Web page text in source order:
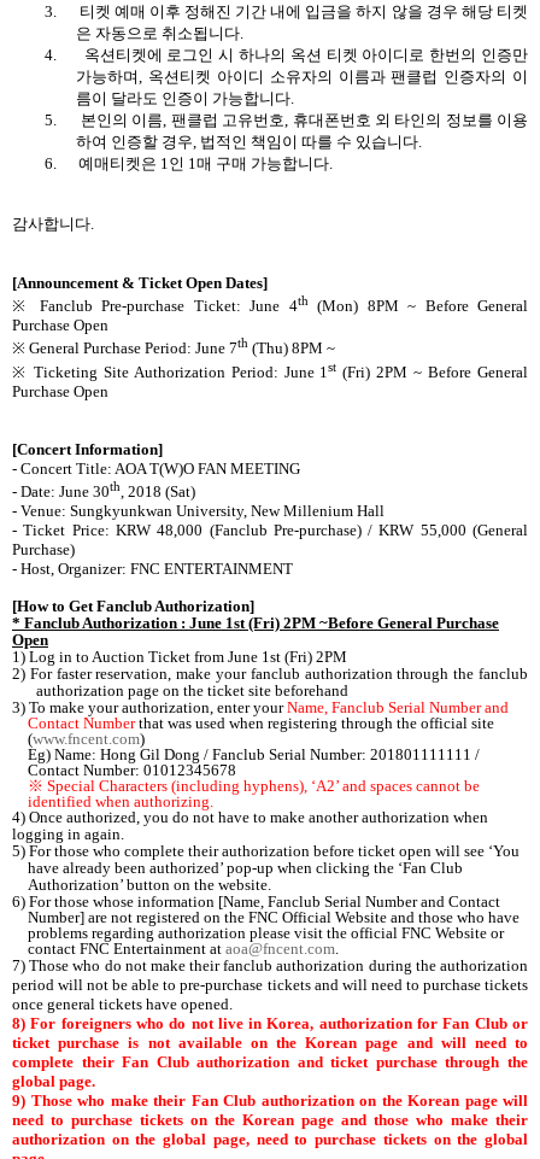
3.
티켓 예매 이후 정해진 기간 내에 입금을 하지 않을 경우 해당 티켓
은 자동으로 취소됩니다
4.
옥션티켓에 로그인 시 하나의 옥션 티켓 아이디로 한번의 인증만
가능하며
옥션티켓 아이디 소유자의 이름과 팬클럽 인증자의 이
름이 달라도 인증이 가능합니다
5.
본인의 이름 팬클럽 고유번호 휴대폰번호 외 타인의 정보를 이용
하여 인증할 경우 법적인 책임이 따를 수 있습니다
6.
예매티켓은 1 인 1 매 구매 가능합니다.
감사합니다
[Announcement & Ticket Open Dates]
※ Fanclub Pre-purchase Ticket: June 4th(Mon) 8PM ~ Before General
Purchase Open
※ General Purchase Period: June 7th (Thu) 8PM ~
※ Ticketing Site Authorization Period: June 1st (Fri) 2PM ~ Before General
Purchase Open
[Concert Information]
- Concert Title: AOA T(W)O FAN MEETING
- Date: June 30th , 2018 (Sat)
- Venue: Sungkyunkwan University, New Millenium Hall
- Ticket Price: KRW 48,000 (Fanclub Pre-purchase) / KRW 55,000 (General
Purchase)
- Host, Organizer: FNC ENTERTAINMENT
[How to Get Fanclub Authorization]
* Fanclub Authorization : June 1st (Fri) 2PM ~Before General Purchase
Open
1) Log in to Auction Ticket from June 1st (Fri) 2PM
2) For faster reservation, make your fanclub authorization through the fanclub
authorization page on the ticket site beforehand
3) To make your authorization, enter yourName, Fanclub Serial Number and
Contact Numberthat was used when registering through the official site
(www.fncent.com)
Eg) Name: Hong Gil Dong / Fanclub Serial Number: 201801111111 /
Contact Number: 01012345678
※Special Characters (including hyphens), ‘A2’ and spaces cannot be
identified when authorizing.
4) Once authorized, you do not have to make another authorization when
logging in again.
5) For those who complete their authorization before ticket open will see ‘You
have already been authorized’ pop-up when clicking the ‘Fan Club
Authorization’ button on the website.
6) For those whose information [Name, Fanclub Serial Number and Contact
Number] are not registered on the FNC Official Website and those who have
problems regarding authorization please visit the official FNC Website or
contact FNC Entertainment ataoa@fncent.com
7) Those who do not make their fanclub authorization during the authorization
period will not be able to pre-purchase tickets and will need to purchase tickets
once general tickets have opened.
8) For foreigners who do not live in Korea, authorization for Fan Club or
ticket purchase is not available on the Korean page and will need to
complete their Fan Club authorization and ticket purchase through the
global page.
9) Those who make their Fan Club authorization on the Korean page will
need to purchase tickets on the Korean page and those who make their
authorization on the global page, need to purchase tickets on the global